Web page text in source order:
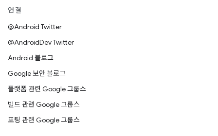
연결
@Android Twitter
@AndroidDev Twitter
Android 블로그
Google 보안 블로그
플랫폼 관련 Google 그룹스
빌드 관련 Google 그룹스
포팅 관련 Google 그룹스